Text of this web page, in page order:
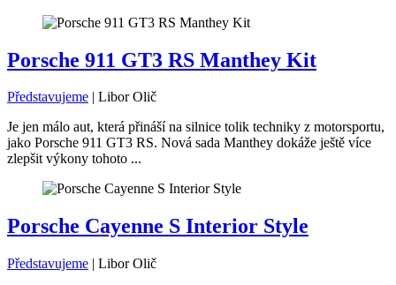
Porsche 911 GT3 RS Manthey Kit
Představujeme | Libor Olič
Je jen málo aut, která přináší na silnice tolik techniky z motorsportu,
jako Porsche 911 GT3 RS. Nová sada Manthey dokáže ještě více
zlepšit výkony tohoto ...
Porsche Cayenne S Interior Style
Představujeme | Libor Olič